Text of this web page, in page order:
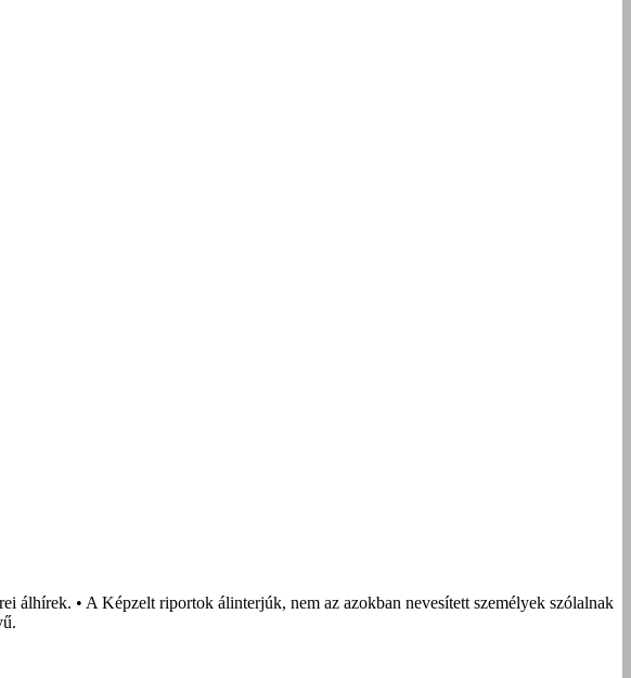
álhírek. • A Képzelt riportok álinterjúk, nem az azokban nevesített személyek szólalnak